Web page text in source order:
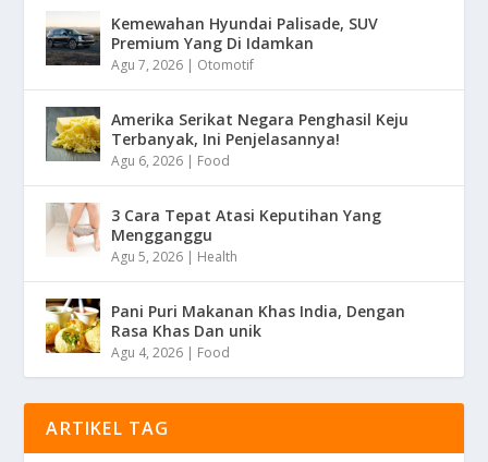
Kemewahan Hyundai Palisade, SUV
Premium Yang Di Idamkan
Agu 7, 2026 | Otomotif
Amerika Serikat Negara Penghasil Keju
Terbanyak, Ini Penjelasannya!
Agu 6, 2026 | Food
3 Cara Tepat Atasi Keputihan Yang
Mengganggu
Agu 5, 2026 | Health
Pani Puri Makanan Khas India, Dengan
Rasa Khas Dan unik
Agu 4, 2026 | Food
ARTIKEL TAG